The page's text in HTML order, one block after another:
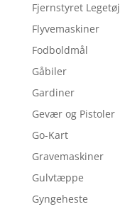
Fjernstyret Legetøj
Flyvemaskiner
Fodboldmål
Gåbiler
Gardiner
Gevær og Pistoler
Go-Kart
Gravemaskiner
Gulvtæppe
Gyngeheste